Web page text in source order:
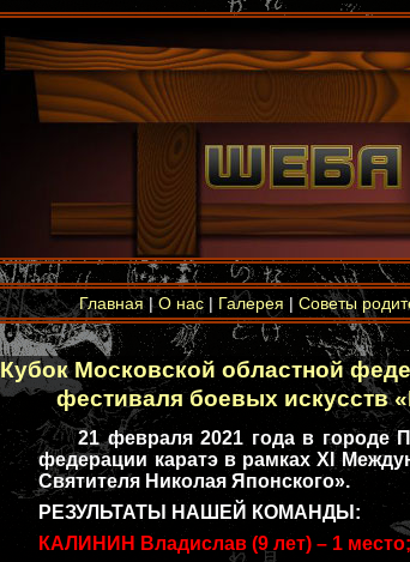
Главная|О нас | Галерея | Советы
Кубок Московской областной
фестиваля боевых искусств
21 февраля 2021 года в городе
федерации каратэ в рамках XI
Святителя Николая Японского».
РЕЗУЛЬТАТЫ НАШЕЙ КОМАНДЫ:
КАЛИНИН Владислав (9 лет) – 1 место;